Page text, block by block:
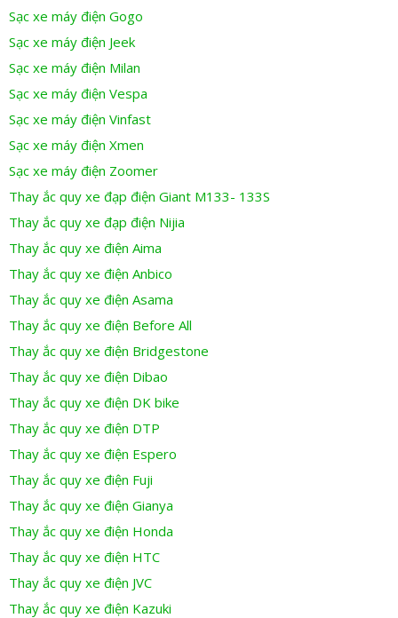
Sạc xe máy điện Gogo
Sạc xe máy điện Jeek
Sạc xe máy điện Milan
Sạc xe máy điện Vespa
Sạc xe máy điện Vinfast
Sạc xe máy điện Xmen
Sạc xe máy điện Zoomer
Thay ắc quy xe đạp điện Giant M133- 133S
Thay ắc quy xe đạp điện Nijia
Thay ắc quy xe điện Aima
Thay ắc quy xe điện Anbico
Thay ắc quy xe điện Asama
Thay ắc quy xe điện Before All
Thay ắc quy xe điện Bridgestone
Thay ắc quy xe điện Dibao
Thay ắc quy xe điện DK bike
Thay ắc quy xe điện DTP
Thay ắc quy xe điện Espero
Thay ắc quy xe điện Fuji
Thay ắc quy xe điện Gianya
Thay ắc quy xe điện Honda
Thay ắc quy xe điện HTC
Thay ắc quy xe điện JVC
Thay ắc quy xe điện Kazuki